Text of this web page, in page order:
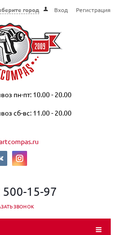
город Вход Регистрация
пн-пт: 10.00 - 20.00
сб-вс: 11.00 - 20.00
15-97
ЗВОНОК